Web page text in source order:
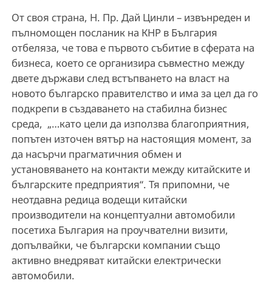
От своя страна, Н. Пр. Дай Цинли – извънреден и
пълномощен посланик на КНР в България
отбеляза, че това е първото събитие в сферата на
бизнеса, което се организира съвместно между
двете държави след встъпването на власт на
новото българско правителство и има за цел да го
подкрепи в създаването на стабилна бизнес
среда, „…като цели да използва благоприятния,
попътен източен вятър на настоящия момент, за
да насърчи прагматичния обмен и
установяването на контакти между китайските и
българските предприятия“. Тя припомни, че
неотдавна редица водещи китайски
производители на концептуални автомобили
посетиха България на проучвателни визити,
допълвайки, че български компании също
активно внедряват китайски електрически
автомобили.